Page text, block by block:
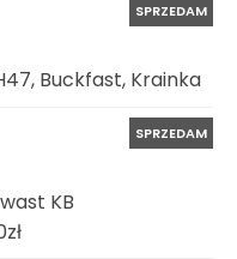
SPRZEDAM
Buckfast, Krainka
SPRZEDAM
KB